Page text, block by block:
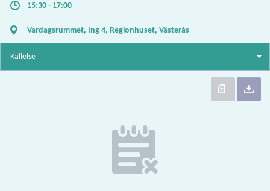
15:30 - 17:00
Vardagsrummet, Ing 4, Regionhuset, Västerås
Kallelse